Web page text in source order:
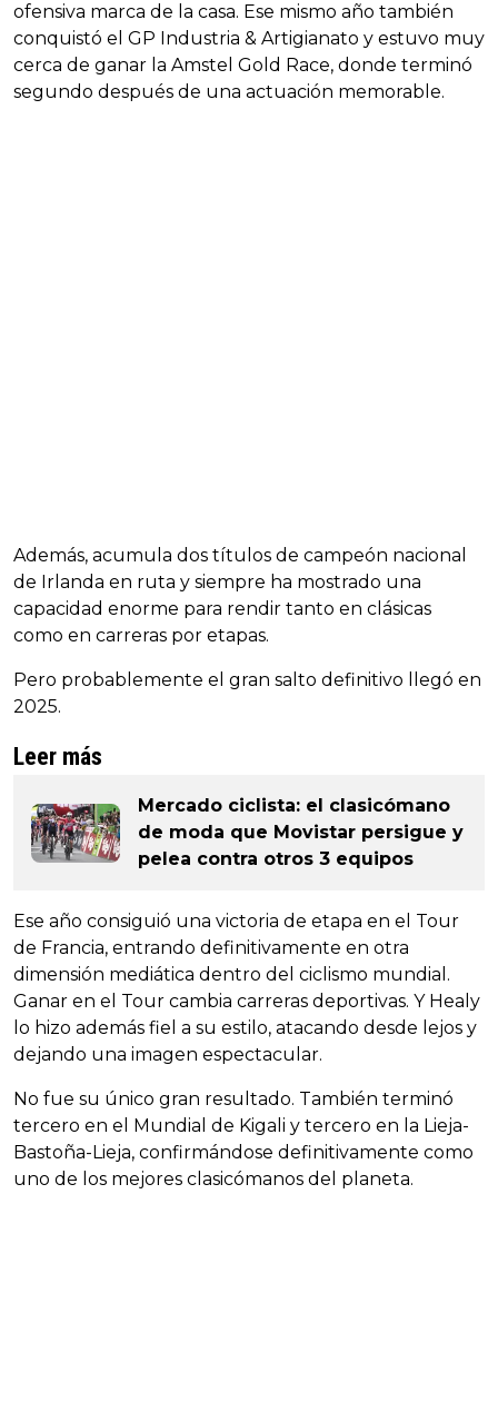
ofensiva marca de la casa. Ese mismo año también
conquistó el GP Industria & Artigianato y estuvo muy
cerca de ganar la Amstel Gold Race, donde terminó
segundo después de una actuación memorable.
Además, acumula dos títulos de campeón nacional
de Irlanda en ruta y siempre ha mostrado una
capacidad enorme para rendir tanto en clásicas
como en carreras por etapas.
Pero probablemente el gran salto definitivo llegó en
2025.
Leer más
Mercado ciclista: el clasicómano
de moda que Movistar persigue y
pelea contra otros 3 equipos
Ese año consiguió una victoria de etapa en el Tour
de Francia, entrando definitivamente en otra
dimensión mediática dentro del ciclismo mundial.
Ganar en el Tour cambia carreras deportivas. Y Healy
lo hizo además fiel a su estilo, atacando desde lejos y
dejando una imagen espectacular.
No fue su único gran resultado. También terminó
tercero en el Mundial de Kigali y tercero en la Lieja-
Bastoña-Lieja, confirmándose definitivamente como
uno de los mejores clasicómanos del planeta.